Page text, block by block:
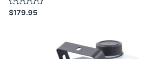
Rated
0
$179.95